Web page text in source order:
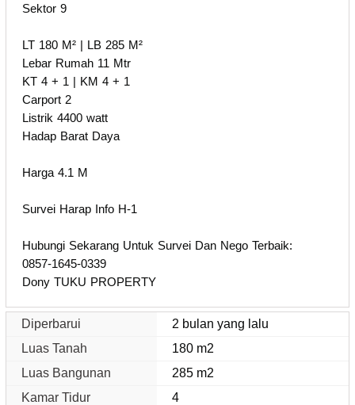
Sektor 9
LT 180 M² | LB 285 M²
Lebar Rumah 11 Mtr
KT 4 + 1 | KM 4 + 1
Carport 2
Listrik 4400 watt
Hadap Barat Daya
Harga 4.1 M
Survei Harap Info H-1
Hubungi Sekarang Untuk Survei Dan Nego Terbaik:
0857-1645-0339
Dony TUKU PROPERTY
Diperbarui
2 bulan yang lalu
Luas Tanah
180 m2
Luas Bangunan
285 m2
Kamar Tidur
4